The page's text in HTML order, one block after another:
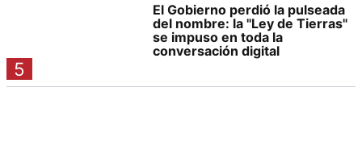
5
El Gobierno perdió la pulseada
del nombre: la "Ley de Tierras"
se impuso en toda la
conversación digital